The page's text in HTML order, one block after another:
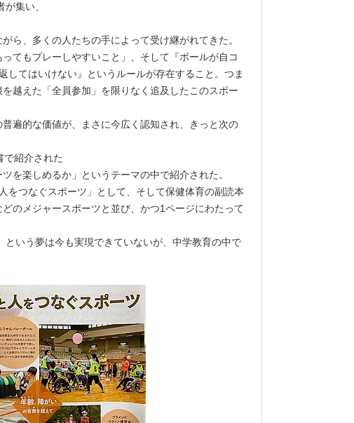
集い、
ら、多くの人たちの手によって受け継がれてきた。
てもプレーしやすいこと」、そして『ボールが自コ
してはいけない』というルールが存在すること。つま
越えた「全員参加」を限りなく追及したこのスポー
遍的な価値が、まさに今広く認知され、きっと次の
紹介された
を楽しめるか」というテーマの中で紹介された。
つなぐスポーツ」として、そして保健体育の副読本
のメジャースポーツと並び、かつ1ページにわたって
いう夢は今も実現できていないが、中学教育の中で